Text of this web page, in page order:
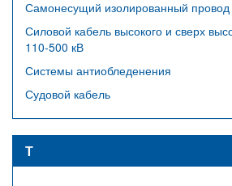
Самонесущий изолированный провод
Силовой кабель высокого и сверх
110-500 кВ
Системы антиобледенения
Судовой кабель
Т